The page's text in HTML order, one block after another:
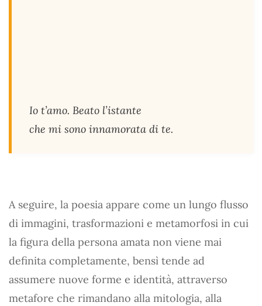
Io t’amo. Beato l’istante
che mi sono innamorata di te.
A seguire, la poesia appare come un lungo flusso
di immagini, trasformazioni e metamorfosi in cui
la figura della persona amata non viene mai
definita completamente, bensì tende ad
assumere nuove forme e identità, attraverso
metafore che rimandano alla mitologia, alla